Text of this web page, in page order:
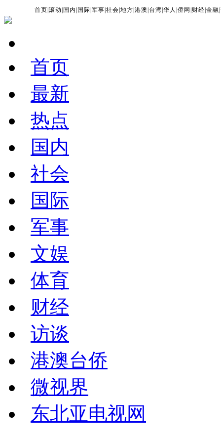
首页 |滚动 国内 国际 |军事 |社会 |地方 |港澳 台湾 |华人 |侨网 财经 |金融 |
首页
最新
热点
国内
社会
国际
军事
文娱
体育
财经
访谈
港澳台侨
微视界
东北亚电视网